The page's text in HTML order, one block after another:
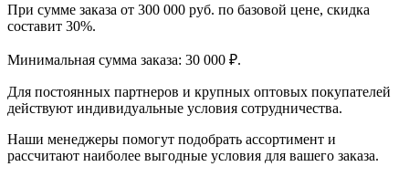
При сумме заказа от 300 000 руб. по базовой цене, скидка
составит 30%.
Минимальная сумма заказа: 30 000 ₽.
Для постоянных партнеров и крупных оптовых покупателей
действуют индивидуальные условия сотрудничества.
Наши менеджеры помогут подобрать ассортимент и
рассчитают наиболее выгодные условия для вашего заказа.